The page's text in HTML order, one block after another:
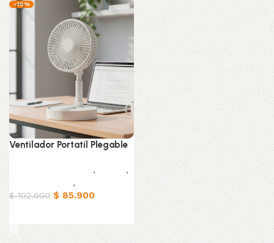
-16%
Ventilador Portatil Plegable
,
,
,
$102.000 $ 85.900